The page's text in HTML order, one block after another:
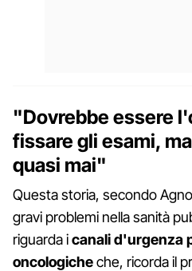
"Dovrebbe essere
fissare gli esami,
quasi mai"
Questa storia, secondo
gravi problemi nella sanità
riguarda icanali d'urgenza
oncologicheche, ricorda il